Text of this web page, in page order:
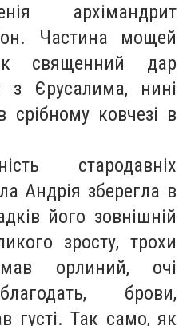
архімандрит
Частина мощей
священний дар
з Єрусалима, нині
срібному ковчезі в
стародавніх
Андрія зберегла в
його зовнішній
зросту, трохи
орлиний, очі
брови,
густі. Так само, як